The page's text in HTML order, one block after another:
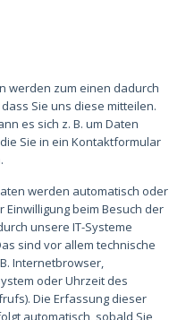
werden zum einen dadurch
Sie uns diese mitteilen.
es sich z. B. um Daten
Sie in ein Kontaktformular
werden automatisch oder
Einwilligung beim Besuch der
unsere IT-Systeme
sind vor allem technische
Internetbrowser,
oder Uhrzeit des
Die Erfassung dieser
automatisch, sobald Sie